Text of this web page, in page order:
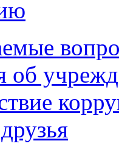
об